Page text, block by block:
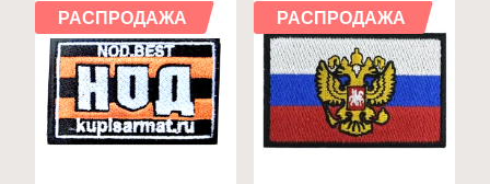
РАСПРОДАЖА РАСПРОДАЖА